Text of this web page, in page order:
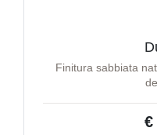
Finitura sabbiata
€